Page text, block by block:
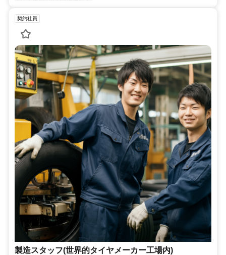
契約社員
製造スタッフ(世界的タイヤメーカー工場内)